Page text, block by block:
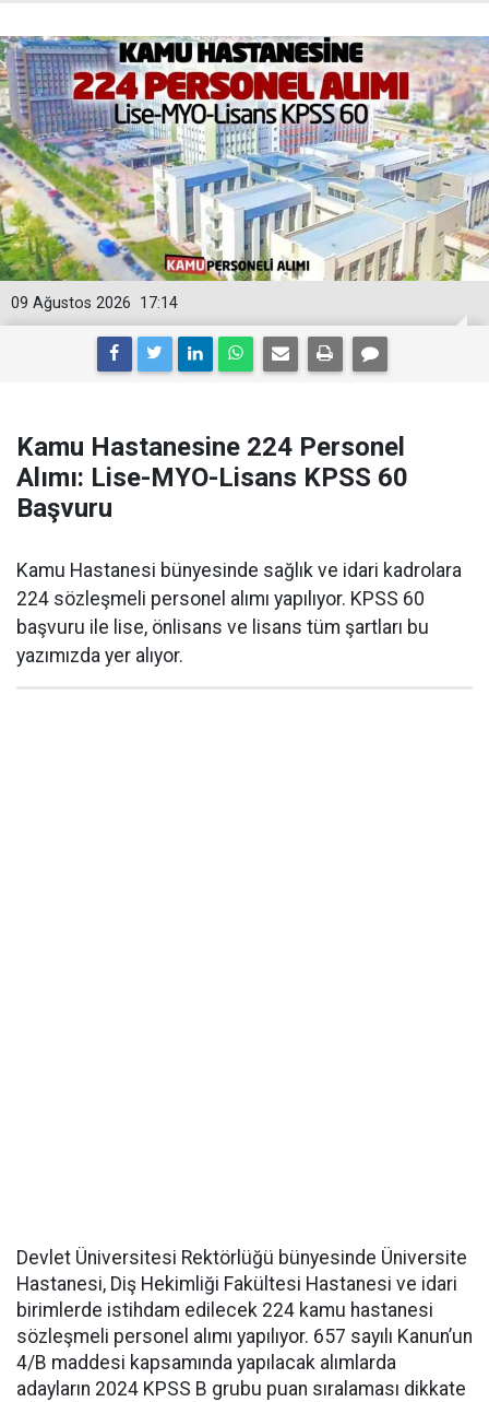
17:14
09 Ağustos 2026
Kamu Hastanesine 224 Personel
Alımı: Lise-MYO-Lisans KPSS 60
Başvuru
Kamu Hastanesi bünyesinde sağlık ve idari kadrolara
224 sözleşmeli personel alımı yapılıyor. KPSS 60
başvuru ile lise, önlisans ve lisans tüm şartları bu
yazımızda yer alıyor.
Devlet Üniversitesi Rektörlüğü bünyesinde Üniversite
Hastanesi, Diş Hekimliği Fakültesi Hastanesi ve idari
birimlerde istihdam edilecek 224 kamu hastanesi
sözleşmeli personel alımı yapılıyor. 657 sayılı Kanun’un
4/B maddesi kapsamında yapılacak alımlarda
adayların 2024 KPSS B grubu puan sıralaması dikkate